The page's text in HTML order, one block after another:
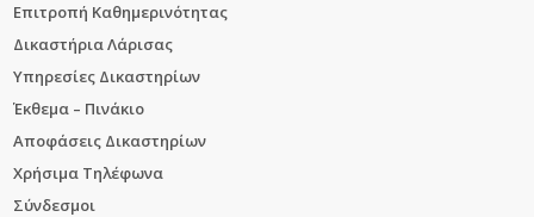
Επιτροπή Καθημερινότητας
Δικαστήρια Λάρισας
Υπηρεσίες Δικαστηρίων
Έκθεμα – Πινάκιο
Αποφάσεις Δικαστηρίων
Χρήσιμα Τηλέφωνα
Σύνδεσμοι